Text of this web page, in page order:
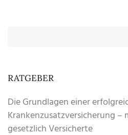
RATGEBER
Die Grundlagen einer
Krankenzusatzversicherung –
gesetzlich Versicherte